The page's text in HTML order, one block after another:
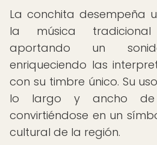
La conchita desempeña
la música tradicional
aportando un
enriqueciendo las
con su timbre único. Su
lo largo y ancho de
convirtiéndose en un
cultural de la región.